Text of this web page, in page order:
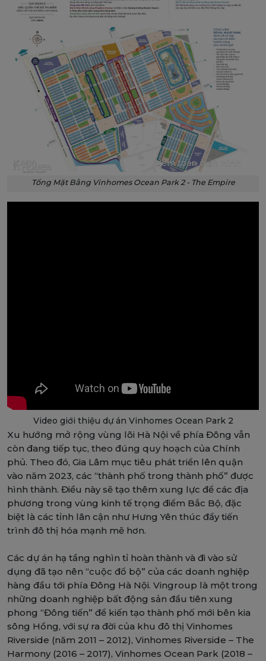
Xem toàn màn hình
Tổng Mặt Bằng Vinhomes Ocean Park 2 - The Empire
Video giới thiệu dự án Vinhomes Ocean Park 2
Xu hướng mở rộng vùng lõi Hà Nội về phía Đông vẫn
còn đang tiếp tục, theo đúng quy hoạch của Chính
phủ. Theo đó, Gia Lâm mục tiêu phát triển lên quận
vào năm 2023, các “thành phố trong thành phố” được
hình thành. Điều này sẽ tạo thêm xung lực để các địa
phương trong vùng kinh tế trọng điểm Bắc Bộ, đặc
biệt là các tỉnh lân cận như Hưng Yên thúc đẩy tiến
trình đô thị hóa mạnh mẽ hơn.
Các dự án hạ tầng nghìn tỉ hoàn thành và đi vào sử
dụng đã tạo nên “cuộc đổ bộ” của các doanh nghiệp
hàng đầu tới phía Đông Hà Nội. Vingroup là một trong
những doanh nghiệp bất động sản đầu tiên xung
phong “Đông tiến” để kiến tạo thành phố mới bên kia
sông Hồng, với sự ra đời của khu đô thị Vinhomes
Riverside (năm 2011 – 2012), Vinhomes Riverside – The
Harmony (2016 – 2017), Vinhomes Ocean Park (2018 –